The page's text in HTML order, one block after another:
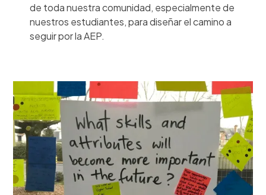
de toda nuestra comunidad, especialmente de
nuestros estudiantes, para diseñar el camino a
seguir por la AEP.